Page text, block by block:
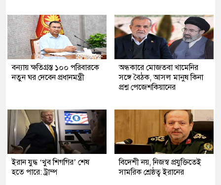
বন্যায় ক্ষতিগ্রস্ত ১০০ পরিবারকে
নতুন ঘর দেবেন প্রধানমন্ত্রী
অন্ধকারে মোজতবা খামেনির
সঙ্গে বৈঠক, আসল মানুষ কিনা
প্রশ্ন পেজেশকিয়ানের
ইরান যুদ্ধ ‘খুব শিগগির’ শেষ
হতে পারে: ট্রাম্প
বিদেশী নয়, নিজস্ব প্রযুক্তিতেই
সামরিক শ্রেষ্ঠত্ব ইরানের